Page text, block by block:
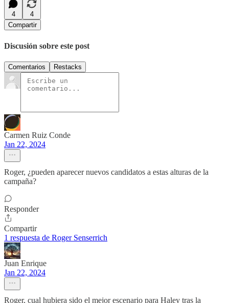
4
4
Compartir
Discusión sobre este post
Comentarios Restacks
Carmen Ruiz Conde
Jan 22, 2024
Roger, ¿pueden aparecer nuevos candidatos a estas alturas de la
campaña?
Responder
Compartir
1 respuesta de Roger Senserrich
Juan Enrique
Jan 22, 2024
Roger, cual hubiera sido el mejor escenario para Haley tras la